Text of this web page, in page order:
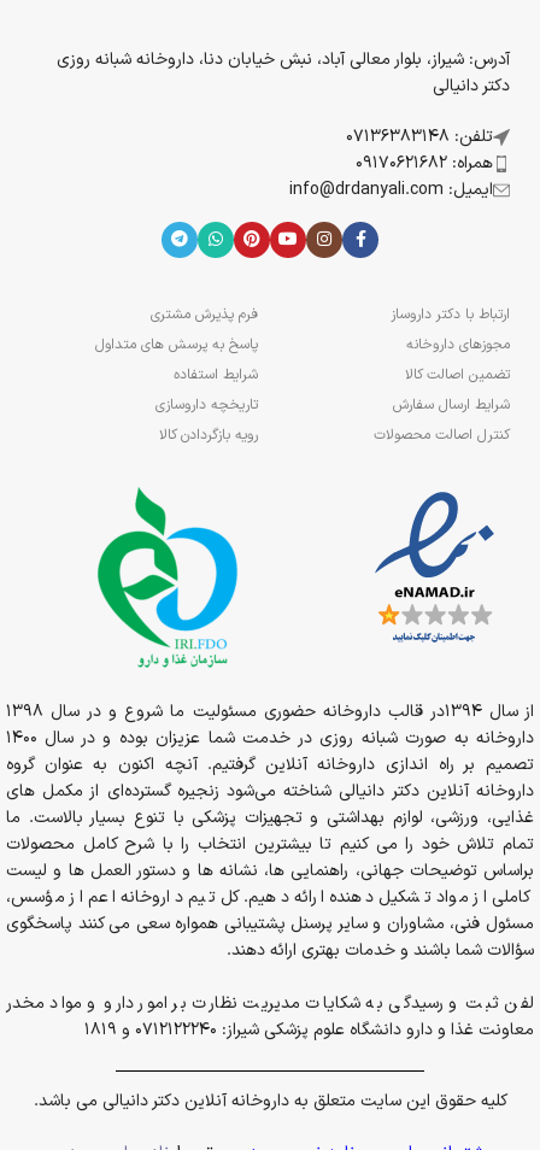
آدرس: شیراز، بلوار معالی آباد، نبش خیابان دنا، داروخانه شبانه روزی
دکتر دانیالی
تلفن: 07136383148
همراه: 09170621682
ایمیل: info@drdanyali.com
ارتباط با دکتر داروساز
مجوزهای داروخانه
تضمین اصالت کالا
شرایط ارسال سفارش
کنترل اصالت محصولات
فرم پذیرش مشتری
پاسخ به پرسش های متداول
شرایط استفاده
تاریخچه داروسازی
رویه بازگردادن کالا
از سال 1394در قالب داروخانه حضوری مسئولیت ما شروع و در سال 1398
داروخانه به صورت شبانه روزی در خدمت شما عزیزان بوده و در سال 1400
تصمیم بر راه اندازی داروخانه آنلاین گرفتیم. آنچه اکنون به عنوان گروه
داروخانه آنلاین دکتر دانیالی شناخته می‌شود زنجیره گسترده‌ای از مکمل های
غذایی، ورزشی، لوازم بهداشتی و تجهیزات پزشکی با تنوع بسیار بالاست. ما
تمام تلاش خود را می کنیم تا بیشترین انتخاب را با شرح کامل محصولات
براساس توضیحات جهانی، راهنمایی ها، نشانه ها و دستور العمل ها و لیست
کاملی از مواد تشکیل دهنده ارائه دهیم. کل تیم داروخانه اعم از مؤسس،
مسئول فنی، مشاوران و سایر پرسنل پشتیبانی همواره سعی می کنند پاسخگوی
سؤالات شما باشند و خدمات بهتری ارائه دهند.
لفن ثبت و رسیدگی به شکایات مدیریت نظارت بر امور دارو و مواد مخدر
معاونت غذا و دارو دانشگاه علوم پزشکی شیراز: 0712122240 و 1819
کلیه حقوق این سایت متعلق به داروخانه آنلاین دکتر دانیالی می باشد.